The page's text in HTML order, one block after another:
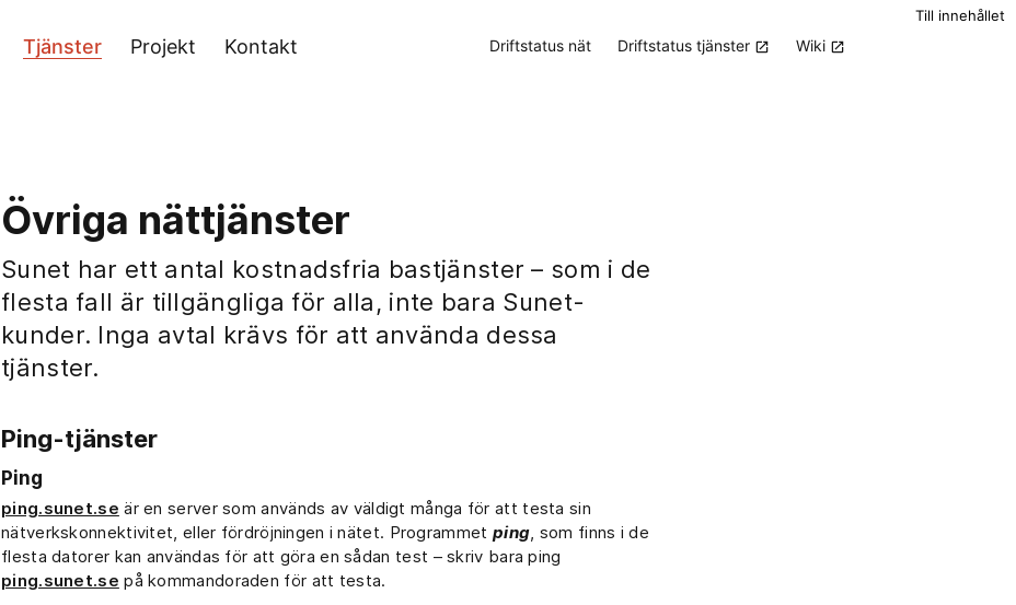
Till innehållet
Tjänster Projekt Kontakt Driftstatus nät Driftstatus tjänster Wiki
Övriga nättjänster
Sunet har ett antal kostnadsfria bastjänster – som i de
flesta fall är tillgängliga för alla, inte bara Sunet-
kunder. Inga avtal krävs för att använda dessa
tjänster.
Ping-tjänster
Ping
ping.sunet.se är en server som används av väldigt många för att testa sin
nätverkskonnektivitet, eller fördröjningen i nätet. Programmet ping, som finns i de
flesta datorer kan användas för att göra en sådan test –skriv bara ping
ping.sunet.se på kommandoraden för att testa.